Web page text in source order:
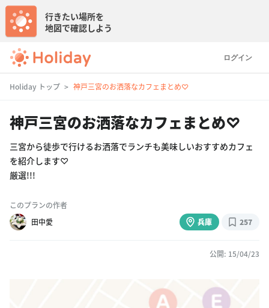
ログイン
行きたい場所を
地図で確認しよう
Holiday トップ 神戸三宮のお洒落なカフェまとめ♡
神戸三宮のお洒落なカフェまとめ♡
三宮から徒歩で行けるお洒落でランチも美味しいおすすめカフェ
を紹介します♡
厳選!!!
このプランの作者
田中愛
兵庫 257
公開: 15/04/23